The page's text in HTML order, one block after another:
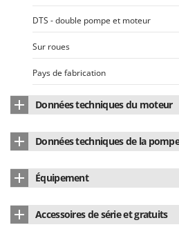
DTS - double pompe et moteur
Sur roues
Pays de fabrication
Données techniques du moteur
Moteur
Vitesse de rotation
Puissance absorbée
Données techniques de la pompe
Type pompe
Pompe Axiale
Équipement
Accessoires de série et gratuits